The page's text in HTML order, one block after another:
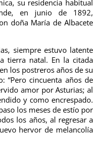
su residencia habitual
en junio de 1892,
doña María de Albacete
siempre estuvo latente
tierra natal. En la citada
los postreros años de su
“Pero cincuenta años de
amor por Asturias; al
y como encrespado.
los meses de estío por
los años, al regresar a
hervor de melancolía